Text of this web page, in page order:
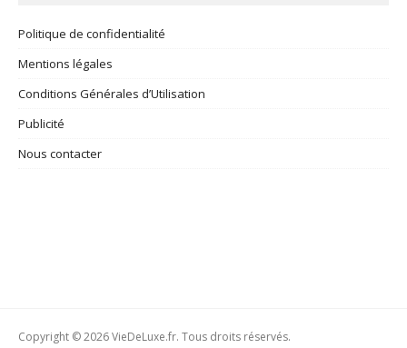
Politique de confidentialité
Mentions légales
Conditions Générales d’Utilisation
Publicité
Nous contacter
Copyright © 2026 VieDeLuxe.fr. Tous droits réservés.